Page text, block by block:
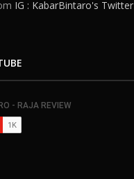
IG : KabarBintaro's Twitter